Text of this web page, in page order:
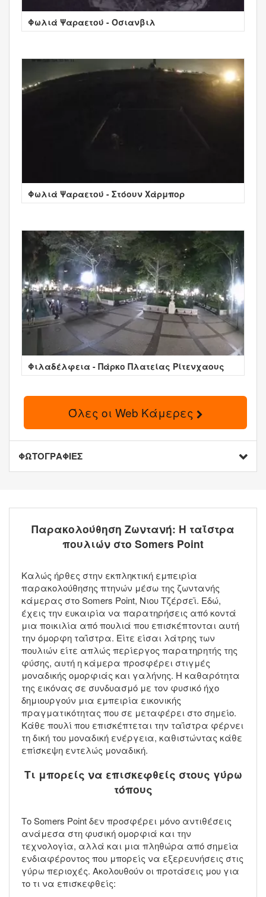
Φωλιά Ψαραετού - Όσιανβιλ
Φωλιά Ψαραετού - Στόουν Χάρμπορ
Φιλαδέλφεια - Πάρκο Πλατείας Ρίτενχαους
Όλες οι Web Κάμερες
ΦΩΤΟΓΡΑΦΙΕΣ
Παρακολούθηση Ζωντανή: Η ταΐστρα
πουλιών στο Somers Point
Καλώς ήρθες στην εκπληκτική εμπειρία
παρακολούθησης πτηνών μέσω της ζωντανής
κάμερας στο Somers Point, Νιου Τζέρσεϊ. Εδώ,
έχεις την ευκαιρία να παρατηρήσεις από κοντά
μια ποικιλία από πουλιά που επισκέπτονται αυτή
την όμορφη ταΐστρα. Είτε είσαι λάτρης των
πουλιών είτε απλώς περίεργος παρατηρητής της
φύσης, αυτή η κάμερα προσφέρει στιγμές
μοναδικής ομορφιάς και γαλήνης. Η καθαρότητα
της εικόνας σε συνδυασμό με τον φυσικό ήχο
δημιουργούν μια εμπειρία εικονικής
πραγματικότητας που σε μεταφέρει στο σημείο.
Κάθε πουλί που επισκέπτεται την ταΐστρα φέρνει
τη δική του μοναδική ενέργεια, καθιστώντας κάθε
επίσκεψη εντελώς μοναδική.
Τι μπορείς να επισκεφθείς στους γύρω
τόπους
Το Somers Point δεν προσφέρει μόνο αντιθέσεις
ανάμεσα στη φυσική ομορφιά και την
τεχνολογία, αλλά και μια πληθώρα από σημεία
ενδιαφέροντος που μπορείς να εξερευνήσεις στις
γύρω περιοχές. Ακολουθούν οι προτάσεις μου για
το τι να επισκεφθείς: